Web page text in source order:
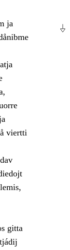
ja
viertti
gitta